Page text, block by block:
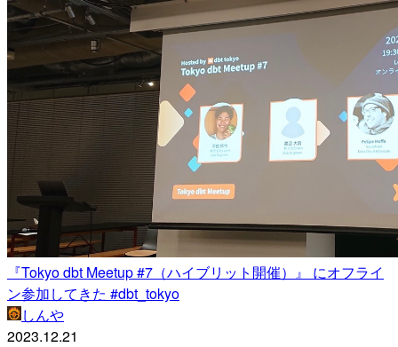
『Tokyo dbt Meetup #7（ハイブリット開催）』 にオフライ
ン参加してきた #dbt_tokyo
しんや
2023.12.21